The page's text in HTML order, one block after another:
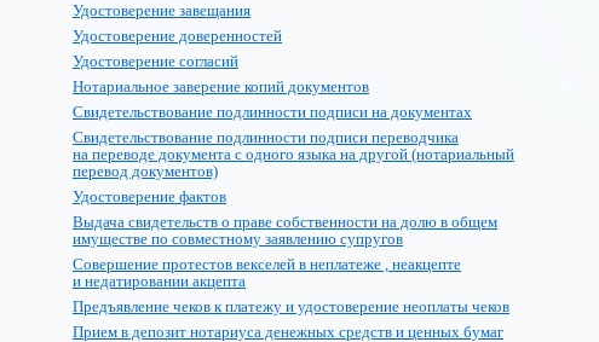
Удостоверение завещания
Удостоверение доверенностей
Удостоверение согласий
Нотариальное заверение копий документов
Свидетельствование подлинности подписи на документах
Свидетельствование подлинности подписи переводчика
на переводе документа с одного языка на другой (нотариальный
перевод документов)
Удостоверение фактов
Выдача свидетельств о праве собственности на долю в общем
имуществе по совместному заявлению супругов
Совершение протестов векселей в неплатеже , неакцепте
и недатировании акцепта
Предъявление чеков к платежу и удостоверение неоплаты чеков
Прием в депозит нотариуса денежных средств и ценных бумаг